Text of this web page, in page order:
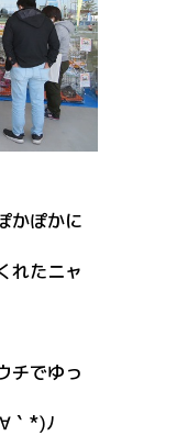
かぽかに
れたニャ
チでゆっ
｀*)ﾉ